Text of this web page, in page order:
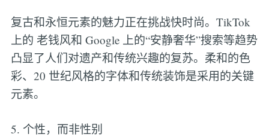
复古和永恒元素的魅力正在挑战快时尚。TikTok
上的 老钱风和 Google 上的“安静奢华”搜索等趋势
凸显了人们对遗产和传统兴趣的复苏。柔和的色
彩、20 世纪风格的字体和传统装饰是采用的关键
元素。
5. 个性，而非性别